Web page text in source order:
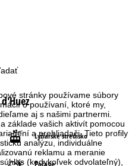
stránky používame súbory
o používaní, ktoré my,
aj s našimi partnermi.
základe vašich aktivít pomocou
a prehliadači. Tieto profily
analýzu, individuálne
reklamu a meranie
(kedykoľvek odvolateľný),
Lyžiarske stredisko
Počasie